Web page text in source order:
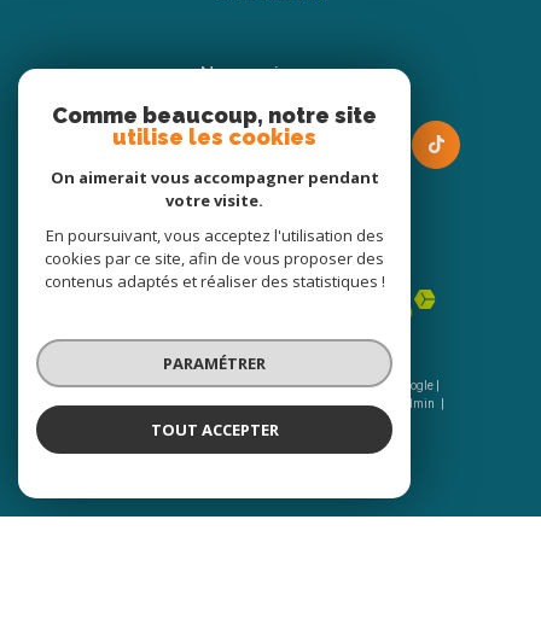
nous suivre sur
Adhérents
© 2026 | Tous droits réservés | Traduction powered by Google |
Nos honoraires
Plan du site Mentions légales
Admin
Comme beaucoup, notre site
utilise les cookies
On aimerait vous accompagner pendant
votre visite.
En poursuivant, vous acceptez l'utilisation des
cookies par ce site, afin de vous proposer des
contenus adaptés et réaliser des statistiques !
PARAMÉTRER
TOUT ACCEPTER